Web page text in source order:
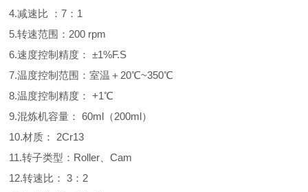
4.减速比 ：7：1
5.转速范围：200 rpm
6.速度控制精度： ±1%F.S
7.温度控制范围：室温＋20℃~350℃
8.温度控制精度： +1℃
9.混炼机容量： 60ml（200ml）
10.材质： 2Cr13
11.转子类型：Roller、Cam
12.转速比： 3：2